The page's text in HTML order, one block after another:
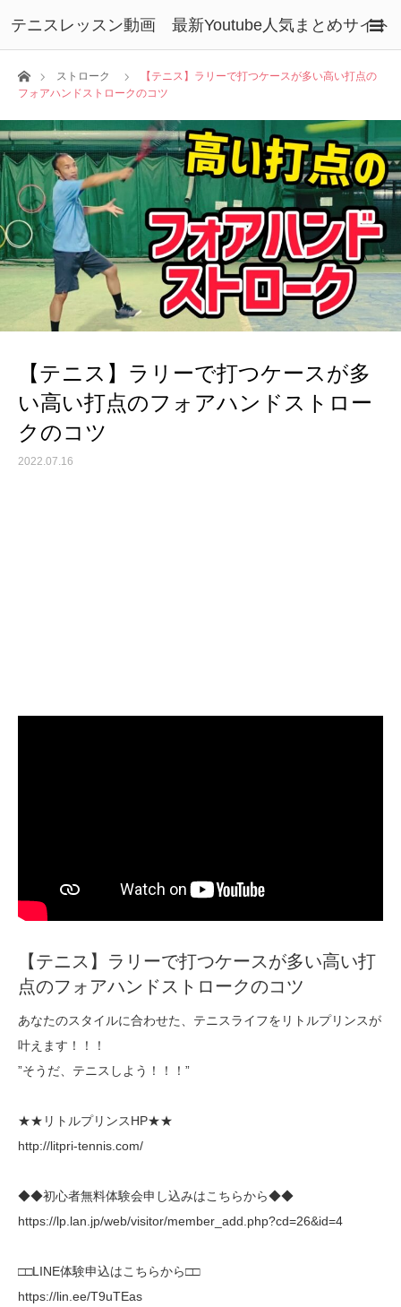
テニスレッスン動画 最新Youtube人気まとめサイト
ホームストローク
【テニス】ラリーで打つケースが多い高い打点の
フォアハンドストロークのコツ
【テニス】ラリーで打つケースが多
い高い打点のフォアハンドストロー
クのコツ
2022.07.16
【テニス】ラリーで打つケースが多い高い打
点のフォアハンドストロークのコツ
あなたのスタイルに合わせた、テニスライフをリトルプリンスが
叶えます！！！
”そうだ、テニスしよう！！！”
★★リトルプリンスHP★★
http://litpri-tennis.com/
◆◆初心者無料体験会申し込みはこちらから◆◆
https://lp.lan.jp/web/visitor/member_add.php?cd=26&id=4
□□LINE体験申込はこちらから□□
https://lin.ee/T9uTEas